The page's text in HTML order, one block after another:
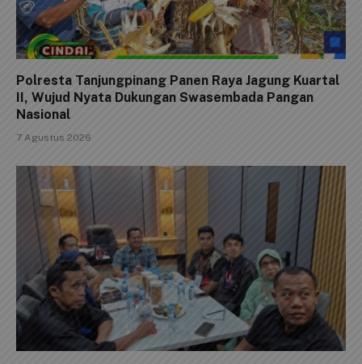
Polresta Tanjungpinang Panen Raya Jagung Kuartal
II, Wujud Nyata Dukungan Swasembada Pangan
Nasional
7 Agustus 2026